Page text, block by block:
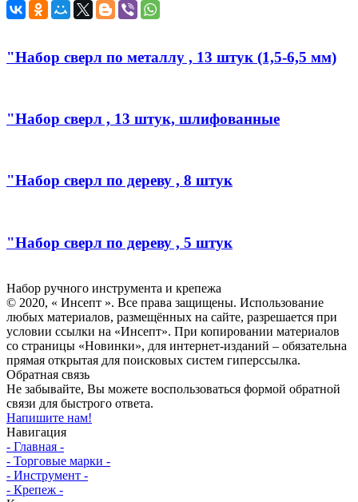
"Набор сверл по металлу , 13 штук (1,5-6,5 мм)
"Набор сверл , 13 штук, шлифованные
"Набор сверл по дереву , 8 штук
"Набор сверл по дереву , 5 штук
Набор ручного инструмента и крепежа
© 2020, « Инсепт ». Все права защищены. Использование
любых материалов, размещённых на сайте, разрешается при
условии ссылки на «Инсепт». При копировании материалов
со страницы «Новинки», для интернет-изданий – обязательна
прямая открытая для поисковых систем гиперссылка.
Обратная связь
Не забывайте, Вы можете воспользоваться формой обратной
связи для быстрого ответа.
Напишите нам!
Навигация
- Главная -
- Торговые марки -
- Инструмент -
- Крепеж -